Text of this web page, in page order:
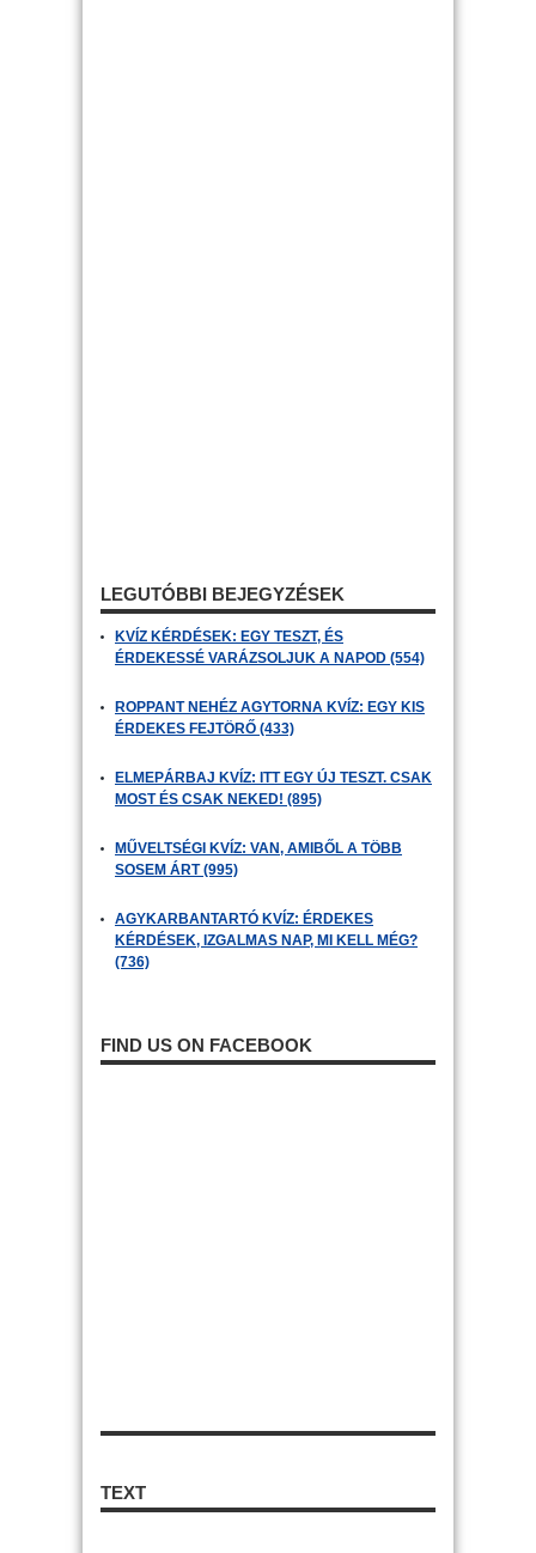
LEGUTÓBBI BEJEGYZÉSEK
KVÍZ KÉRDÉSEK: EGY TESZT, ÉS
ÉRDEKESSÉ VARÁZSOLJUK A NAPOD (554)
ROPPANT NEHÉZ AGYTORNA KVÍZ: EGY KIS
ÉRDEKES FEJTÖRŐ (433)
ELMEPÁRBAJ KVÍZ: ITT EGY ÚJ TESZT. CSAK
MOST ÉS CSAK NEKED! (895)
MŰVELTSÉGI KVÍZ: VAN, AMIBŐL A TÖBB
SOSEM ÁRT (995)
AGYKARBANTARTÓ KVÍZ: ÉRDEKES
KÉRDÉSEK, IZGALMAS NAP, MI KELL MÉG?
(736)
FIND US ON FACEBOOK
TEXT